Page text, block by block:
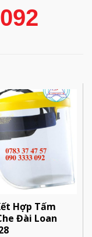
Hợp Tấm
Đài Loan